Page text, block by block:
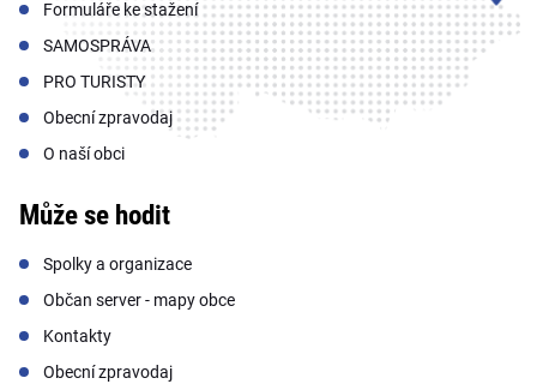
Formuláře ke stažení
SAMOSPRÁVA
PRO TURISTY
Obecní zpravodaj
O naší obci
Může se hodit
Spolky a organizace
Občan server - mapy obce
Kontakty
Obecní zpravodaj